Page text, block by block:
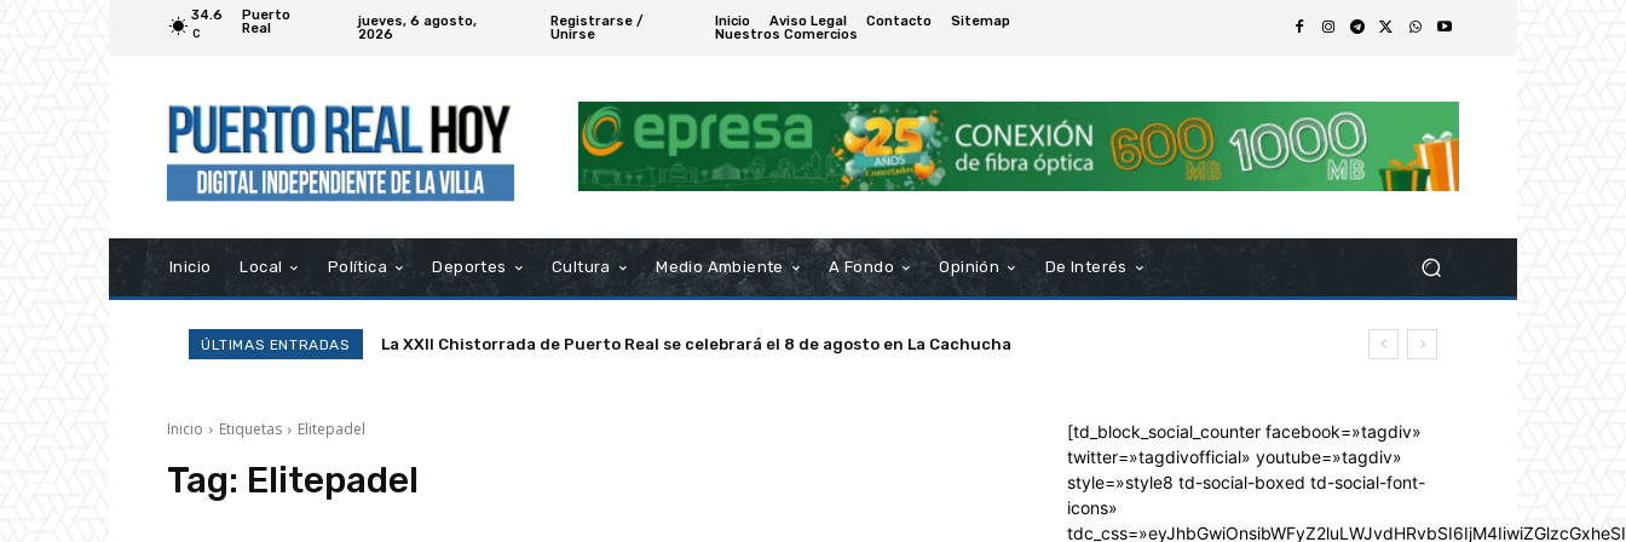
34.6
C
Puerto
Real
jueves, 6 agosto,
2026
Registrarse /
Unirse
Inicio Aviso Legal Contacto
Sitemap
Nuestros Comercios
Inicio Local Política Deportes Cultura Medio Ambiente A Fondo Opinión De Interés
ÚLTIMAS ENTRADAS La XXII Chistorrada de Puerto Real se celebrará el 8 de agosto en La Cachucha
Inicio Etiquetas Elitepadel
Tag: Elitepadel
[td_block_social_counter facebook=»tagdiv»
twitter=»tagdivofficial» youtube=»tagdiv»
style=»style8 td-social-boxed td-social-font-
icons»